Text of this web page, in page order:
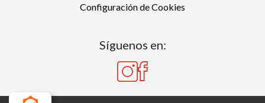
Configuración de Cookies
Síguenos en: